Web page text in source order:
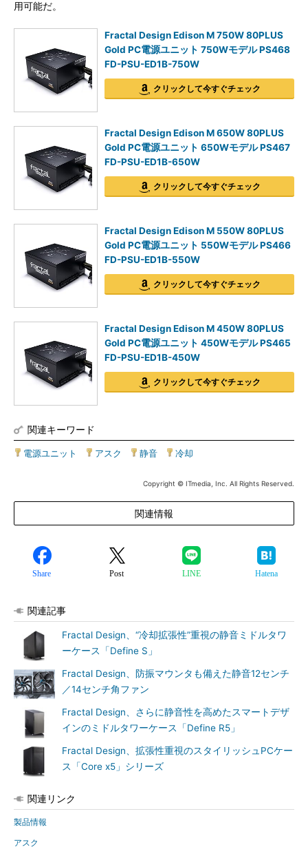
用可能だ。
Fractal Design Edison M 750W 80PLUS
Gold PC電源ユニット 750Wモデル PS468
FD-PSU-ED1B-750W
クリックして今すぐチェック
Fractal Design Edison M 650W 80PLUS
Gold PC電源ユニット 650Wモデル PS467
FD-PSU-ED1B-650W
クリックして今すぐチェック
Fractal Design Edison M 550W 80PLUS
Gold PC電源ユニット 550Wモデル PS466
FD-PSU-ED1B-550W
クリックして今すぐチェック
Fractal Design Edison M 450W 80PLUS
Gold PC電源ユニット 450Wモデル PS465
FD-PSU-ED1B-450W
クリックして今すぐチェック
関連キーワード
電源ユニット アスク 静音 冷却
Copyright © ITmedia, Inc. All Rights Reserved.
関連情報
Share Post LINE Hatena
関連記事
Fractal Design、“冷却拡張性”重視の静音ミドルタワ
ーケース「Define S」
Fractal Design、防振マウンタも備えた静音12センチ
／14センチ角ファン
Fractal Design、さらに静音性を高めたスマートデザ
インのミドルタワーケース「Define R5」
Fractal Design、拡張性重視のスタイリッシュPCケー
ス「Core x5」シリーズ
関連リンク
製品情報
アスク